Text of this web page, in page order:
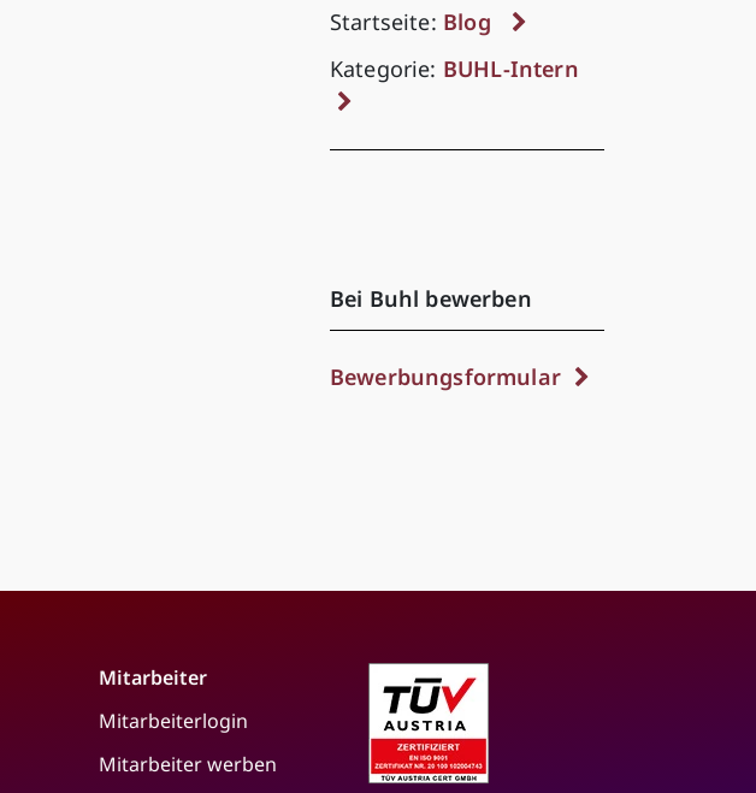
Startseite: Blog
Kategorie: BUHL-Intern
Bei Buhl bewerben
Bewerbungsformular
Mitarbeiter
Mitarbeiterlogin
Mitarbeiter werben